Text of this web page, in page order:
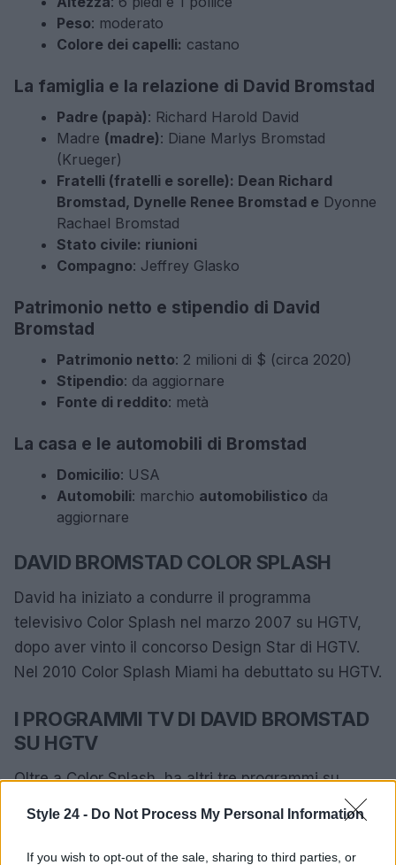
Style 24 - Do Not Process My Personal Information
If you wish to opt-out of the sale, sharing to third parties, or
Peso: moderato
Colore dei capelli: castano
La famiglia e la relazione di David Bromstad
Padre (papà): Richard Harold David
Madre (madre): Diane Marlys Bromstad
(Krueger)
Fratelli (fratelli e sorelle): Dean Richard
Bromstad, Dynelle Renee Bromstad e Dyonne
Rachael Bromstad
Stato civile: riunioni
Compagno: Jeffrey Glasko
Patrimonio netto e stipendio di David
Bromstad
Patrimonio netto: 2 milioni di $ (circa 2020)
Stipendio: da aggiornare
Fonte di reddito: metà
La casa e le automobili di Bromstad
Domicilio: USA
Automobili: marchio automobilistico da
aggiornare
DAVID BROMSTAD COLOR SPLASH
David ha iniziato a condurre il programma
televisivo Color Splash nel marzo 2007 su HGTV,
dopo aver vinto il concorso Design Star di HGTV.
Nel 2010 Color Splash Miami ha debuttato su HGTV.
I PROGRAMMI TV DI DAVID BROMSTAD
SU HGTV
Oltre a Color Splash, ha altri tre programmi su
HGTV: HGTV Design Star (dove è stato mentore
stagione), Beach Flip di HGTV e My Lottery Dream